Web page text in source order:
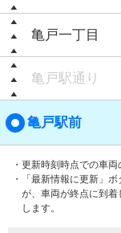
亀戸一丁目
亀戸駅通り
亀戸駅前
・更新時刻時点での車
・「最新情報に更新」
が、車両が終点に到
します。